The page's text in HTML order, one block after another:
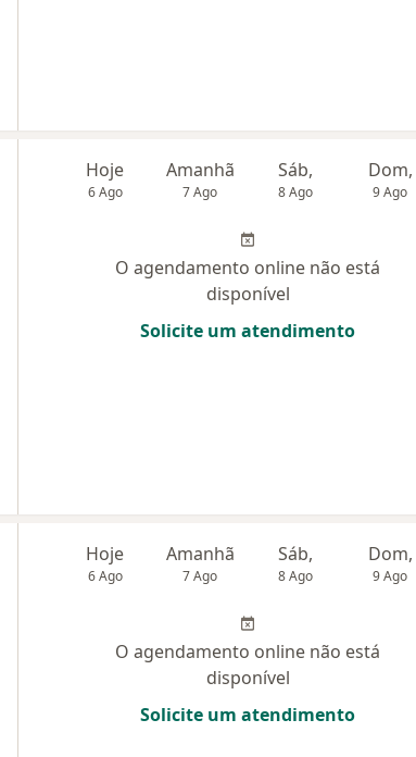
Hoje
6 Ago
Amanhã
7 Ago
Sáb,
8 Ago
Dom,
9 Ago
O agendamento online não está
disponível
Solicite um atendimento
Hoje
6 Ago
Amanhã
7 Ago
Sáb,
8 Ago
Dom,
9 Ago
O agendamento online não está
disponível
Solicite um atendimento